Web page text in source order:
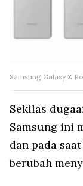
Samsung Galaxy Z
Sekilas
Samsung ini
dan pada
berubah